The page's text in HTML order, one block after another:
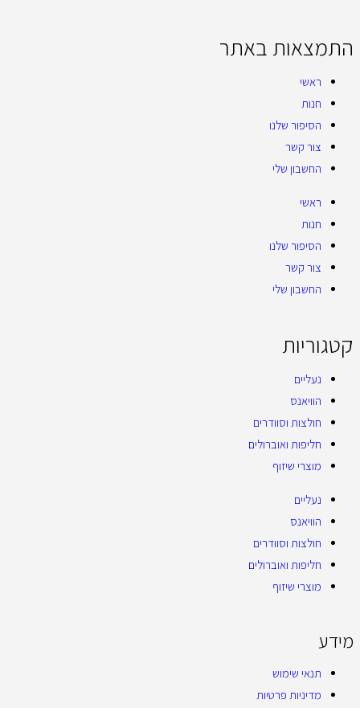
התמצאות באתר
ראשי
חנות
הסיפור שלנו
צור קשר
החשבון שלי
ראשי
חנות
הסיפור שלנו
צור קשר
החשבון שלי
קטגוריות
נעליים
הוויאנס
חולצות וסוודרים
חליפות ואוברולים
מוצרי שיזוף
נעליים
הוויאנס
חולצות וסוודרים
חליפות ואוברולים
מוצרי שיזוף
מידע
תנאי שימוש
מדיניות פרטיות